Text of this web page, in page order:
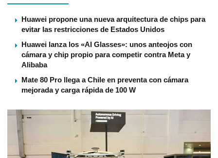
Huawei propone una nueva arquitectura de chips para
evitar las restricciones de Estados Unidos
Huawei lanza los «AI Glasses»: unos anteojos con
cámara y chip propio para competir contra Meta y
Alibaba
Mate 80 Pro llega a Chile en preventa con cámara
mejorada y carga rápida de 100 W